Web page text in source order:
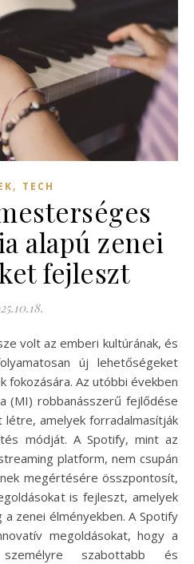
, TECH
alapú zenei
fejleszt
új lehetőségeket
Az utóbbi években
(MI) robbanásszerű fejlődése
amelyek forradalmasítják
módját. A Spotify, mint az
platform, nem csupán
megértésére összpontosít,
is fejleszt, amelyek
zenei élményekben. A Spotify
megoldásokat, hogy a
szabottabb és